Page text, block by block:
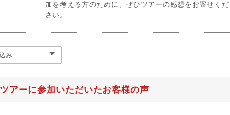
加を考える方のために、ぜひツアーの感想をお寄せくだ
さい。
ツアーに参加いただいたお客様の声